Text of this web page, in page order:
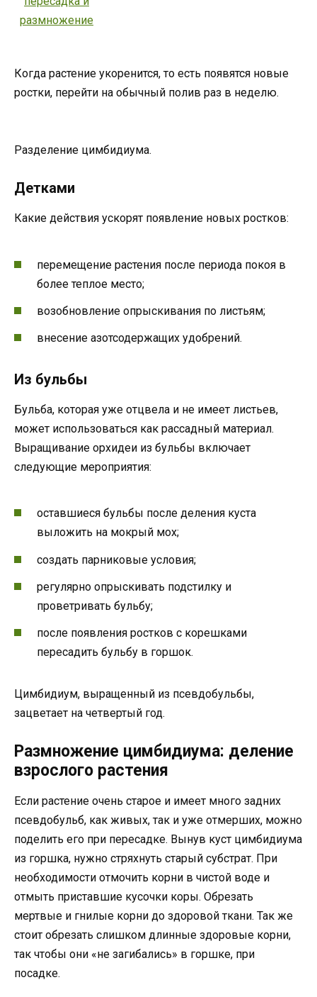
Когда растение укоренится, то есть появятся новые
ростки, перейти на обычный полив раз в неделю.
Разделение цимбидиума.
Детками
Какие действия ускорят появление новых ростков:
перемещение растения после периода покоя в
более теплое место;
возобновление опрыскивания по листьям;
внесение азотсодержащих удобрений.
Из бульбы
Бульба, которая уже отцвела и не имеет листьев,
может использоваться как рассадный материал.
Выращивание орхидеи из бульбы включает
следующие мероприятия:
оставшиеся бульбы после деления куста
выложить на мокрый мох;
создать парниковые условия;
регулярно опрыскивать подстилку и
проветривать бульбу;
после появления ростков с корешками
пересадить бульбу в горшок.
Цимбидиум, выращенный из псевдобульбы,
зацветает на четвертый год.
Размножение цимбидиума: деление
взрослого растения
Если растение очень старое и имеет много задних
псевдобульб, как живых, так и уже отмерших, можно
поделить его при пересадке. Вынув куст цимбидиума
из горшка, нужно стряхнуть старый субстрат. При
необходимости отмочить корни в чистой воде и
отмыть приставшие кусочки коры. Обрезать
мертвые и гнилые корни до здоровой ткани. Так же
стоит обрезать слишком длинные здоровые корни,
так чтобы они «не загибались» в горшке, при
посадке.